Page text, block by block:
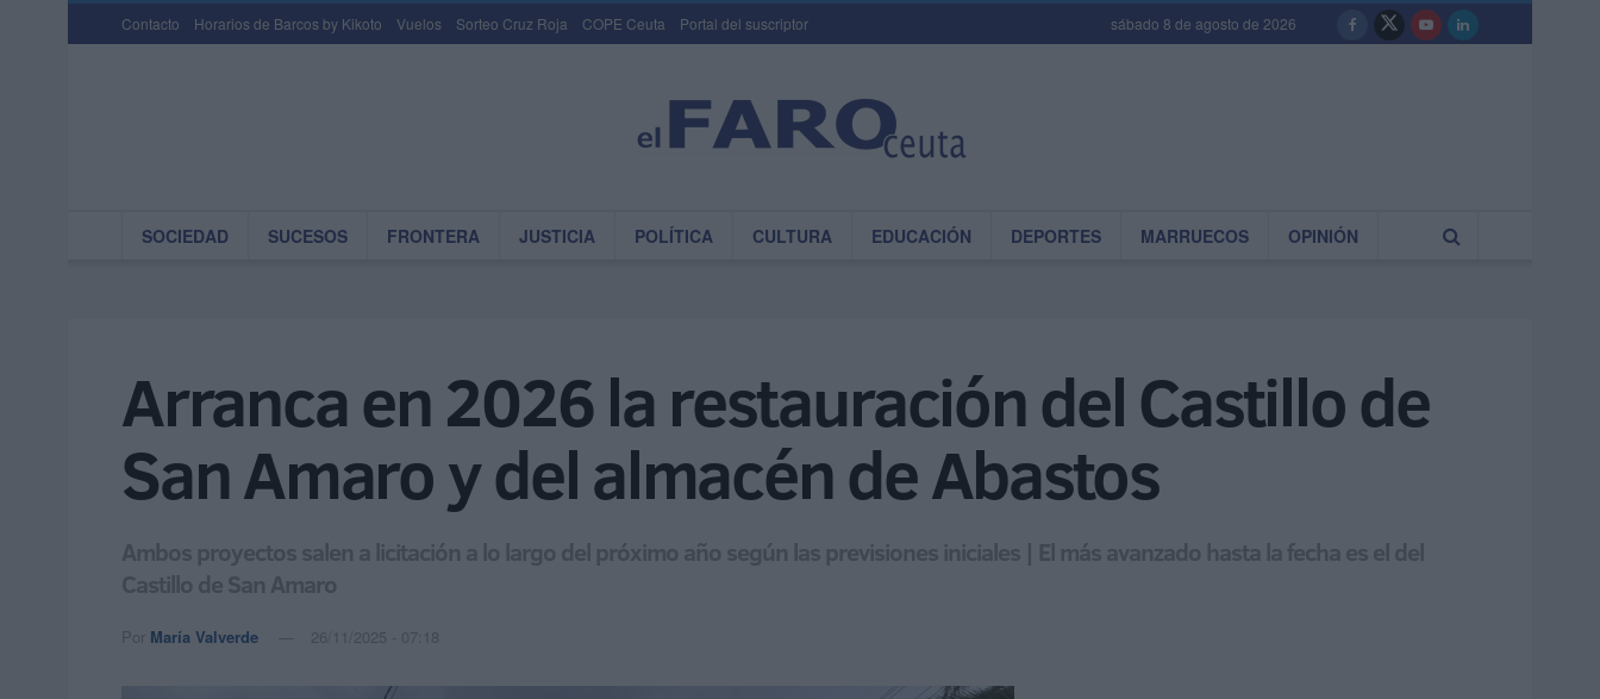
Contacto Horarios de Barcos by Kikoto Vuelos Sorteo Cruz Roja COPE Ceuta Portal del suscriptor sábado 8 de agosto de 2026
SOCIEDAD SUCESOS FRONTERA JUSTICIA POLÍTICA CULTURA EDUCACIÓN DEPORTES MARRUECOS OPINIÓN
Arranca en 2026 la restauración del Castillo de
San Amaro y del almacén de Abastos
Ambos proyectos salen a licitación a lo largo del próximo año según las previsiones iniciales | El más avanzado hasta la fecha es el del
Castillo de San Amaro
Por María Valverde 26/11/2025 - 07:18